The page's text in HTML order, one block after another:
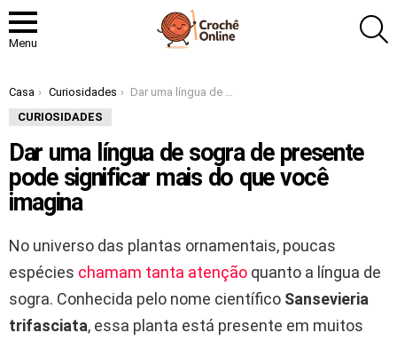
Menu
Você está aqui:
Casa Curiosidades
Dar uma língua de sogra de presente pode significar mais do que você imagina
CURIOSIDADES
Dar uma língua de sogra de presente
pode significar mais do que você
imagina
No universo das plantas ornamentais, poucas
espécies chamam tanta atenção quanto a língua de
sogra. Conhecida pelo nome científico Sansevieria
trifasciata, essa planta está presente em muitos